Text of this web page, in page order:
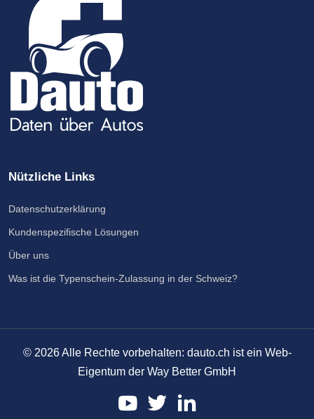
Nützliche Links
Datenschutzerklärung
Kundenspezifische Lösungen
Über uns
Was ist die Typenschein-Zulassung in der Schweiz?
© 2026Alle Rechte vorbehalten: dauto.ch ist ein Web-
Eigentum der Way Better GmbH